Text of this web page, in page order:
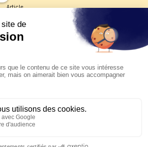
Article
Les reportages d'été 2026 de KTO
La visite pastorale du pape Léon
XIV à Assise à suivre sur KTO le
jeudi 6 août
Le pape en Uruguay, Argentine et
Pérou du 6 au 17 novembre 2026